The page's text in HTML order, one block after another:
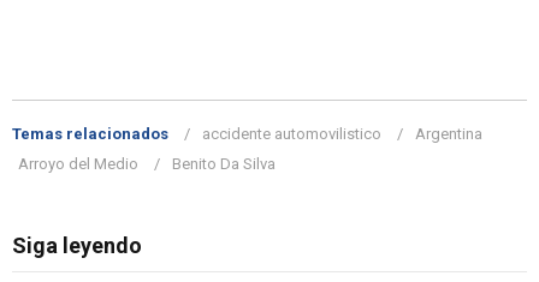
Temas relacionados accidente automovilistico
Argentina
Arroyo del Medio
Benito Da Silva
Siga leyendo